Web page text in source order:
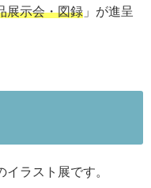
展示会・図録 」が進呈
ラスト展です。